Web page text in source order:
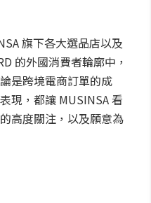
旗下各大選品店以及
的外國消費者輪廓中，
是跨境電商訂單的成
現，都讓 MUSINSA 看
高度關注，以及願意為